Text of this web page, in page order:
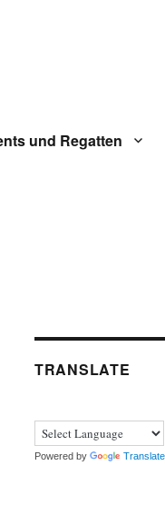
und Regatten
TRANSLATE
Powered by Translate